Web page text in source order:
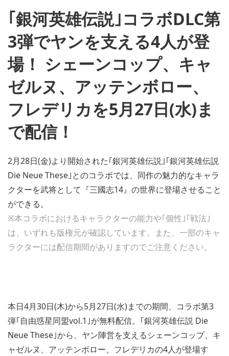
｢銀河英雄伝説｣コラボDLC第
3弾でヤンを支える4人が登
場！ シェーンコップ、キャ
ゼルヌ、アッテンボロー、
フレデリカを5月27日(水)ま
で配信！
2月28日(金)より開始された｢銀河英雄伝説｣｢銀河英雄伝説
Die Neue These｣とのコラボでは、同作の魅力的なキャラ
クターを武将として『三國志14』の世界に登場させること
ができる。
※本コラボにおけるキャラクターの能力や｢個性｣｢戦法｣
は、いずれも版権元が確認しています。また、一部のキャ
ラクターには配信期間がありますのでご注意ください。
本日4月30日(木)から5月27日(水)までの期間、コラボ第3
弾｢自由惑星同盟vol.1｣が無料配信。｢銀河英雄伝説 Die
Neue These｣から、ヤン陣営を支えるシェーンコップ、キ
ャゼルヌ、アッテンボロー、フレデリカの4人が登場す